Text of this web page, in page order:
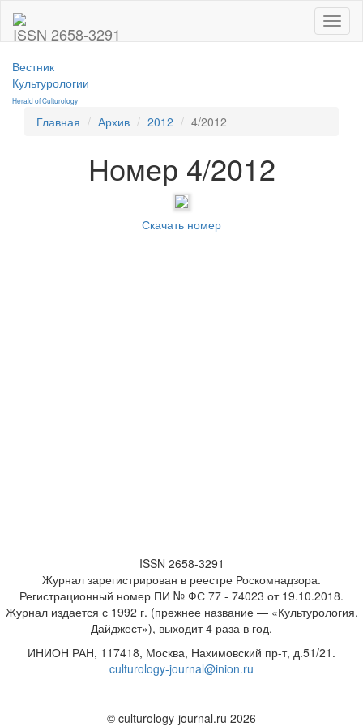
ISSN 2658-3291
Вестник
Культурологии
Herald of Culturology
Главная Архив 2012 4/2012
Номер 4/2012
Скачать номер
ISSN 2658-3291
Журнал зарегистрирован в реестре Роскомнадзора.
Регистрационный номер ПИ № ФС 77 - 74023 от 19.10.2018.
Журнал издается с 1992 г. (прежнее название — «Культурология.
Дайджест»), выходит 4 раза в год.
ИНИОН РАН, 117418, Москва, Нахимовский пр-т, д.51/21.
culturology-journal@inion.ru
© culturology-journal.ru 2026